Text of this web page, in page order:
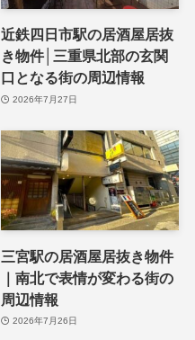
近鉄四日市駅の居酒屋居抜
き物件│三重県北部の玄関
口となる街の周辺情報
2026年7月27日
三宮駅の居酒屋居抜き物件
｜南北で表情が変わる街の
周辺情報
2026年7月26日